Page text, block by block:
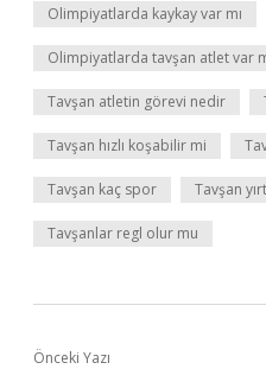
Olimpiyatlarda kaykay var mı
Olimpiyatlarda tavşan atlet var
Tavşan atletin görevi nedir
Tavşan hızlı koşabilir mi
Tavşan kaç spor Tavşan
Tavşanlar regl olur mu
Önceki Yazı